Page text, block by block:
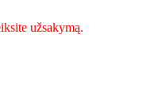
užsakymą.